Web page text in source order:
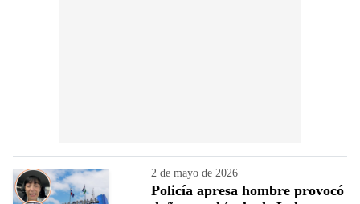
2 de mayo de 2026
Policía apresa hombre provocó